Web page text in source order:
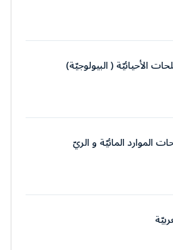
الأحيائيّة ( البيولوجيّة)
المائيّة و الريّ